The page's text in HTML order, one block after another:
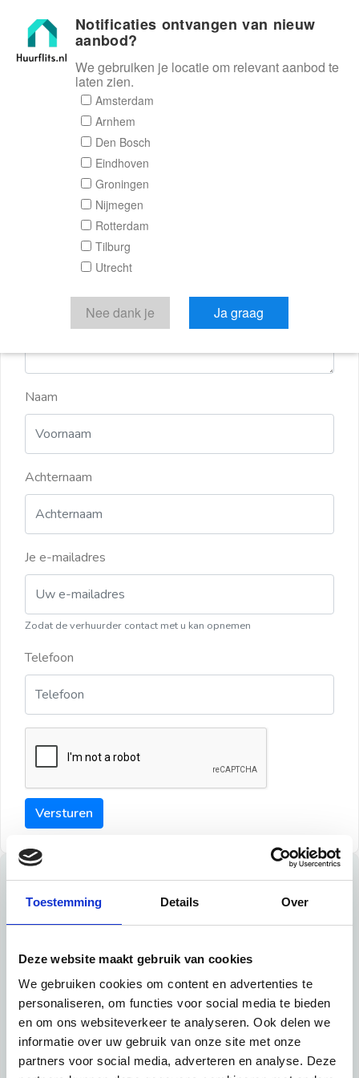
Toestemming Details Over
Deze website maakt gebruik van cookies
We gebruiken cookies om content en advertenties te
personaliseren, om functies voor social media te bieden
en om ons websiteverkeer te analyseren. Ook delen we
informatie over uw gebruik van onze site met onze
partners voor social media, adverteren en analyse. Deze
Huurflits
Reactieformulier
Huurflits
Verstuur je bericht
Door een bericht te sturen kom je in contact met de
aanbieder of makelaar van de woning.
Naam
Achternaam
Je e-mailadres
Zodat de verhuurder contact met u kan opnemen
Telefoon
Versturen
Tips
Tip 1:
Schrijf een duidelijke introductie en geef de volgende
informatie mee:
Ben je student, werkachtig of werkzoekend
Notificaties ontvangen van nieuw
aanbod?
We gebruiken je locatie om relevant aanbod te
laten zien.
Amsterdam
Arnhem
Den Bosch
Eindhoven
Groningen
Nijmegen
Rotterdam
Tilburg
Utrecht
Nee dank je Ja graag